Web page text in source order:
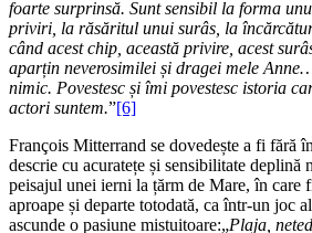
foarte surprinsă. Sunt sensibil la forma
priviri, la răsăritul unui surâs, la
când acest chip, această privire, acest
aparțin neverosimilei și dragei mele
nimic. Povestesc și îmi povestesc istoria
actori suntem.”[6]
François Mitterrand se dovedește a fi fără
descrie cu acuratețe și sensibilitate deplină
peisajul unei ierni la țărm de Mare, în care
aproape și departe totodată, ca într-un joc
ascunde o pasiune mistuitoare:„Plaja,